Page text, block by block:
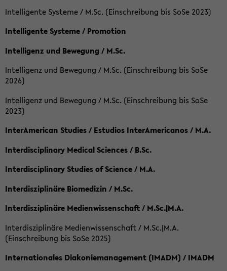
Intelligente Systeme / M.Sc. (Einschreibung bis SoSe 2023)
Intelligente Systeme / Promotion
Intelligenz und Bewegung / M.Sc.
Intelligenz und Bewegung / M.Sc. (Einschreibung bis SoSe
2026)
Intelligenz und Bewegung / M.Sc. (Einschreibung bis SoSe
2023)
InterAmerican Studies / Estudios InterAmericanos / M.A.
Interdisciplinary Medical Sciences / B.Sc.
Interdisciplinary Studies of Science / M.A.
Interdisziplinäre Biomedizin / M.Sc.
Interdisziplinäre Medienwissenschaft / M.Sc.|M.A.
Interdisziplinäre Medienwissenschaft / M.Sc.|M.A.
(Einschreibung bis SoSe 2025)
Internationales Diakoniemanagement (IMADM) / IMADM